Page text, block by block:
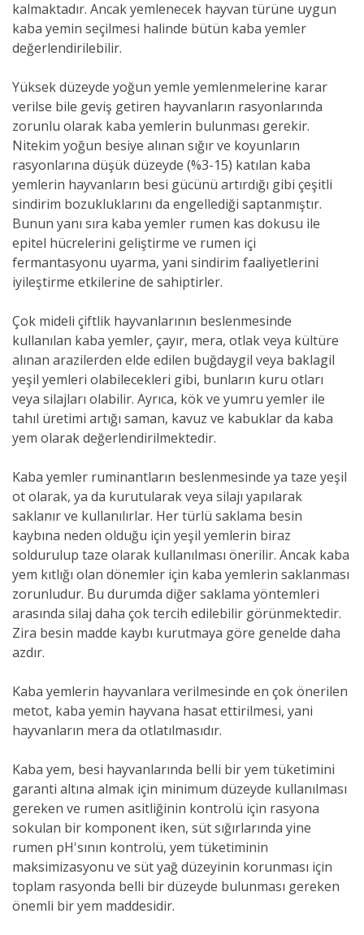
kalmaktadır. Ancak yemlenecek hayvan türüne uygun
kaba yemin seçilmesi halinde bütün kaba yemler
değerlendirilebilir.
Yüksek düzeyde yoğun yemle yemlenmelerine karar
verilse bile geviş getiren hayvanların rasyonlarında
zorunlu olarak kaba yemlerin bulunması gerekir.
Nitekim yoğun besiye alınan sığır ve koyunların
rasyonlarına düşük düzeyde (%3-15) katılan kaba
yemlerin hayvanların besi gücünü artırdığı gibi çeşitli
sindirim bozukluklarını da engellediği saptanmıştır.
Bunun yanı sıra kaba yemler rumen kas dokusu ile
epitel hücrelerini geliştirme ve rumen içi
fermantasyonu uyarma, yani sindirim faaliyetlerini
iyileştirme etkilerine de sahiptirler.
Çok mideli çiftlik hayvanlarının beslenmesinde
kullanılan kaba yemler, çayır, mera, otlak veya kültüre
alınan arazilerden elde edilen buğdaygil veya baklagil
yeşil yemleri olabilecekleri gibi, bunların kuru otları
veya silajları olabilir. Ayrıca, kök ve yumru yemler ile
tahıl üretimi artığı saman, kavuz ve kabuklar da kaba
yem olarak değerlendirilmektedir.
Kaba yemler ruminantların beslenmesinde ya taze yeşil
ot olarak, ya da kurutularak veya silajı yapılarak
saklanır ve kullanılırlar. Her türlü saklama besin
kaybına neden olduğu için yeşil yemlerin biraz
soldurulup taze olarak kullanılması önerilir. Ancak kaba
yem kıtlığı olan dönemler için kaba yemlerin saklanması
zorunludur. Bu durumda diğer saklama yöntemleri
arasında silaj daha çok tercih edilebilir görünmektedir.
Zira besin madde kaybı kurutmaya göre genelde daha
azdır.
Kaba yemlerin hayvanlara verilmesinde en çok önerilen
metot, kaba yemin hayvana hasat ettirilmesi, yani
hayvanların mera da otlatılmasıdır.
Kaba yem, besi hayvanlarında belli bir yem tüketimini
garanti altına almak için minimum düzeyde kullanılması
gereken ve rumen asitliğinin kontrolü için rasyona
sokulan bir komponent iken, süt sığırlarında yine
rumen pH'sının kontrolü, yem tüketiminin
maksimizasyonu ve süt yağ düzeyinin korunması için
toplam rasyonda belli bir düzeyde bulunması gereken
önemli bir yem maddesidir.